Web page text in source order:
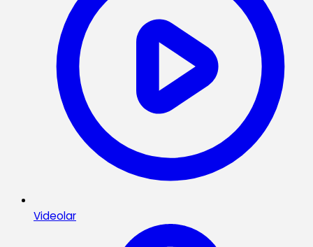
Videolar